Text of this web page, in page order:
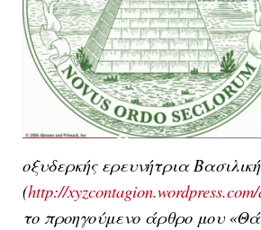
οξυδερκής ερευνήτρια Βασ
(http://
το προηγούμενο άρθρο μου